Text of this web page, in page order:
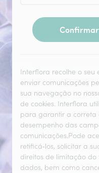
Interflora recolhe o seu
enviar comunicações
sua navegação no
de cookies. Interflora
para garantir a correta
desempenho das
comunicações.Pode
retificá‑los, solicitar a
direitos de limitação
dados, bem como